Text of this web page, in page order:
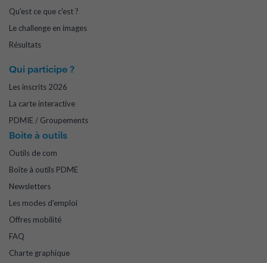
Qu'est ce que c'est ?
Le challenge en images
Résultats
Qui participe ?
Les inscrits 2026
La carte interactive
PDMIE / Groupements
Boite à outils
Outils de com
Boîte à outils PDME
Newsletters
Les modes d'emploi
Offres mobilité
FAQ
Charte graphique